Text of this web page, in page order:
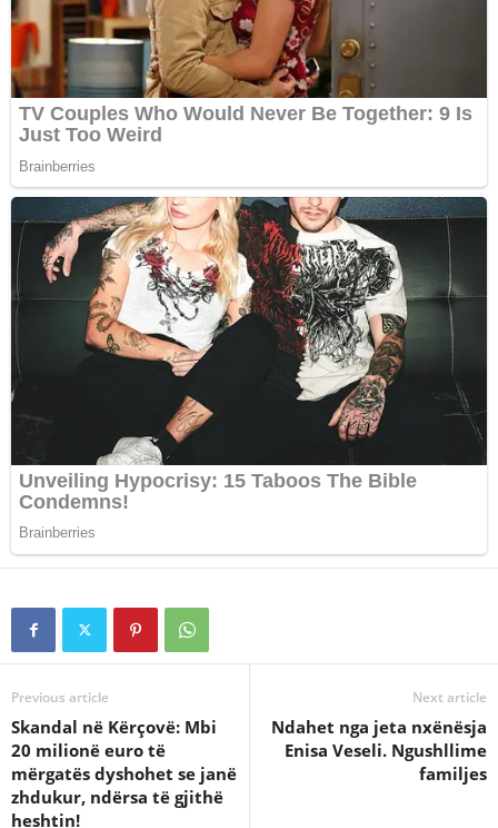
Previous article
Skandal në Kërçovë: Mbi
20 milionë euro të
mërgatës dyshohet se janë
zhdukur, ndërsa të gjithë
heshtin!
Next article
Ndahet nga jeta nxënësja
Enisa Veseli. Ngushllime
familjes